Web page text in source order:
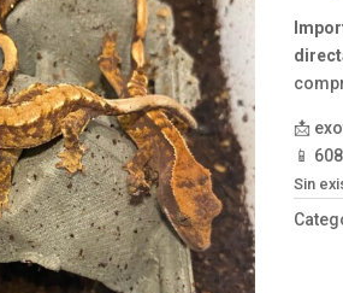
s de
📩
📱
Sin